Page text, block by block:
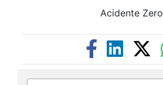
Acidente Zero